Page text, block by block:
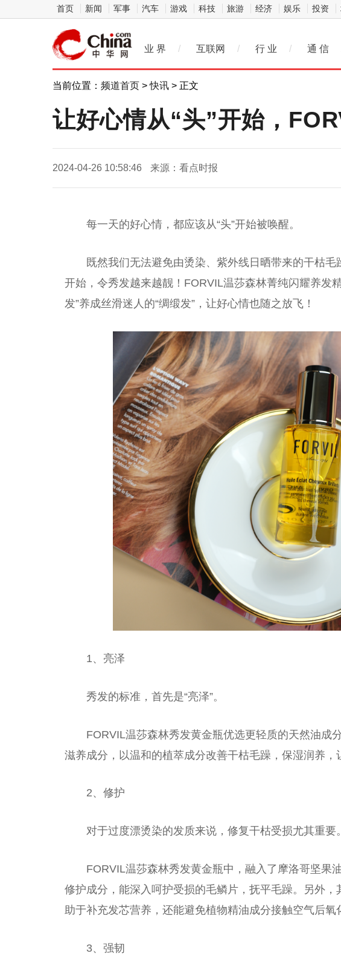
首页 新闻 军事 汽车 游戏 科技 旅游 经济 娱乐 投资
业 界 / 互联网 / 行 业 / 通 信
当前位置： 频道首页 >快讯 > 正文
让好心情从“头”开始，
2024-04-26 10:58:46 来源：看点时报
每一天的好心情，都应该从“头”开始被唤醒。
既然我们无法避免由烫染、紫外线日晒带来的干枯
开始，令秀发越来越靓！FORVIL温莎森林菁纯闪耀养发
发”养成丝滑迷人的“绸缎发”，让好心情也随之放飞！
1、亮泽
秀发的标准，首先是“亮泽”。
FORVIL温莎森林秀发黄金瓶优选更轻质的天然油
滋养成分，以温和的植萃成分改善干枯毛躁，保湿润养，
2、修护
对于过度漂烫染的发质来说，修复干枯受损尤其重要。
FORVIL温莎森林秀发黄金瓶中，融入了摩洛哥坚果
修护成分，能深入呵护受损的毛鳞片，抚平毛躁。另外
助于补充发芯营养，还能避免植物精油成分接触空气后氧
3、强韧